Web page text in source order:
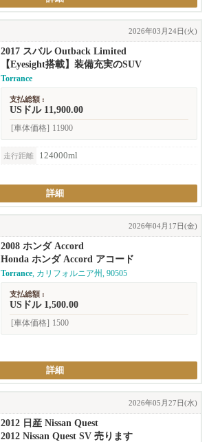
2026年03月24日(火)
2017 スバル Outback Limited
【Eyesight搭載】装備充実のSUV
Torrance
支払総額 :
USドル 11,900.00
[車体価格] 11900
走行距離
124000ml
詳細
2026年04月17日(金)
2008 ホンダ Accord
Honda ホンダ Accord アコード
Torrance, カリフォルニア州, 90505
支払総額 :
USドル 1,500.00
[車体価格] 1500
詳細
2026年05月27日(水)
2012 日産 Nissan Quest
2012 Nissan Quest SV 売ります